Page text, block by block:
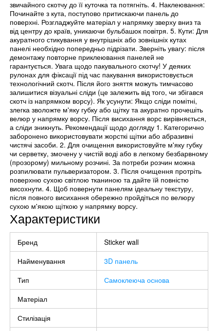
звичайного скотчу до її куточка та потягніть. 4. Наклеювання:
Починайте з кута, поступово притискаючи панель до
поверхні. Розгладжуйте матеріал у напрямку зверху вниз та
від центру до країв, уникаючи бульбашок повітря. 5. Кути: Для
акуратного стикування у внутрішніх або зовнішніх кутах
панелі необхідно попередньо підрізати. Зверніть увагу: після
демонтажу повторне приклеювання панелей не
гарантується. Увага щодо пакувального скотчу! У деяких
рулонах для фіксації під час пакування використовується
технологічний скотч. Після його зняття можуть тимчасово
залишитися візуальні сліди (це залежить від того, чи збігався
скотч із напрямком ворсу). Як усунути: Якщо сліди помітні,
злегка зволожте м'яку губку або щітку та акуратно прочешіть
велюр у напрямку ворсу. Після висихання ворс вирівняється,
а сліди зникнуть. Рекомендації щодо догляду 1. Категорично
заборонено використовувати жорсткі щітки або абразивні
чистячі засоби. 2. Для очищення використовуйте м'яку губку
чи серветку, змочену у чистій воді або в легкому безбарвному
(прозорому) мильному розчині. За потреби розчин можна
розпилювати пульверизатором. 3. Після очищення протріть
поверхню сухою світлою тканиною та дайте їй повністю
висохнути. 4. Щоб повернути панелям ідеальну текстуру,
після повного висихання обережно пройдіться по велюру
сухою м'якою щіткою у напрямку ворсу.
Характеристики
Бренд
Sticker wall
Найменування
3D панель
Тип
Самоклеюча основа
Матеріал
Стилізація